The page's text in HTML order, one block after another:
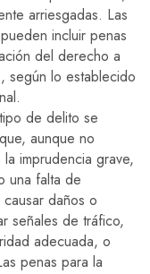
arriesgadas. Las
incluir penas
del derecho a
según lo establecido
de delito se
aunque no
imprudencia grave,
una falta de
daños o
señales de tráfico,
adecuada, o
penas para la